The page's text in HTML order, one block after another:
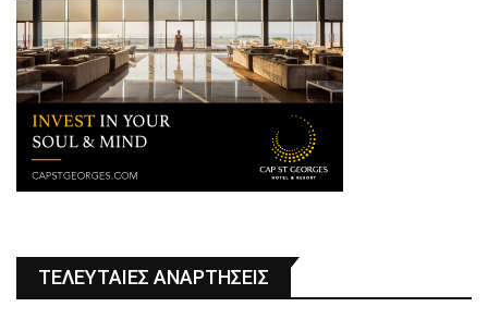
ΤΕΛΕΥΤΑΙΕΣ ΑΝΑΡΤΗΣΕΙΣ